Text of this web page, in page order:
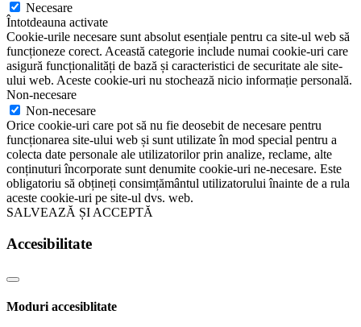
Necesare
Întotdeauna activate
Cookie-urile necesare sunt absolut esențiale pentru ca site-ul web să
funcționeze corect. Această categorie include numai cookie-uri care
asigură funcționalități de bază și caracteristici de securitate ale site-
ului web. Aceste cookie-uri nu stochează nicio informație personală.
Non-necesare
Non-necesare
Orice cookie-uri care pot să nu fie deosebit de necesare pentru
funcționarea site-ului web și sunt utilizate în mod special pentru a
colecta date personale ale utilizatorilor prin analize, reclame, alte
conținuturi încorporate sunt denumite cookie-uri ne-necesare. Este
obligatoriu să obțineți consimțământul utilizatorului înainte de a rula
aceste cookie-uri pe site-ul dvs. web.
SALVEAZĂ ȘI ACCEPTĂ
Accesibilitate
Moduri accesiblitate